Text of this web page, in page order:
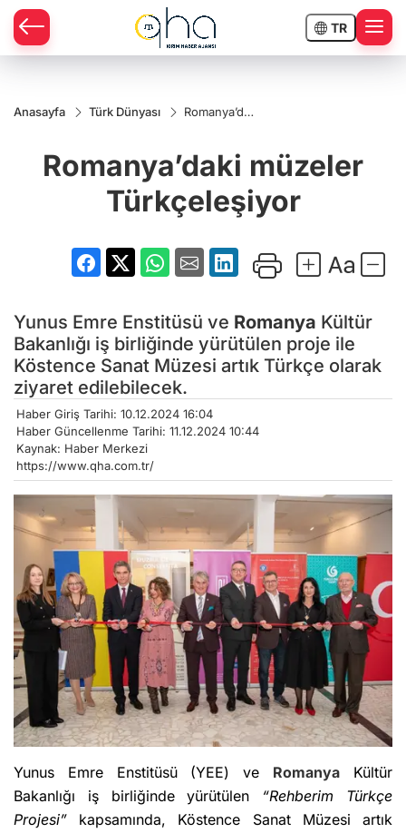
TR
Anasayfa Türk Dünyası
Romanya’daki
Romanya’daki müzeler
Türkçeleşiyor
Yunus Emre Enstitüsü ve Romanya Kültür
Bakanlığı iş birliğinde yürütülen proje ile
Köstence Sanat Müzesi artık Türkçe olarak
ziyaret edilebilecek.
Haber Giriş Tarihi: 10.12.2024 16:04
Haber Güncellenme Tarihi: 11.12.2024 10:44
Kaynak: Haber Merkezi
https://www.qha.com.tr/
Yunus Emre Enstitüsü (YEE) ve Romanya Kültür
Bakanlığı iş birliğinde yürütülen “Rehberim Türkçe
Projesi” kapsamında, Köstence Sanat Müzesi artık